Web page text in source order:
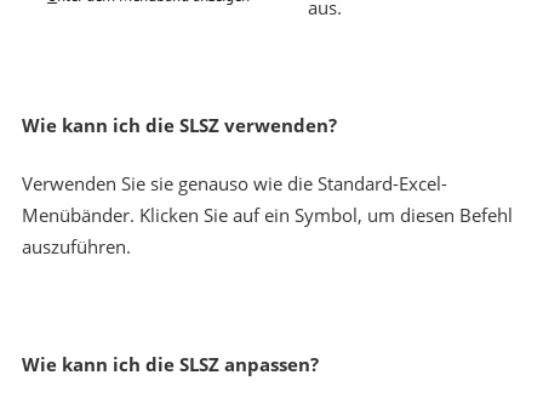
aus.
Wie kann ich die SLSZ verwenden?
Verwenden Sie sie genauso wie die Standard-Excel-
Menübänder. Klicken Sie auf ein Symbol, um diesen Befehl
auszuführen.
Wie kann ich die SLSZ anpassen?